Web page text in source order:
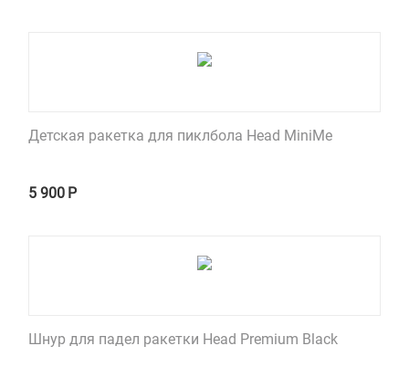
Детская ракетка для пиклбола Head MiniMe
5 900 Р
Шнур для падел ракетки Head Premium Black